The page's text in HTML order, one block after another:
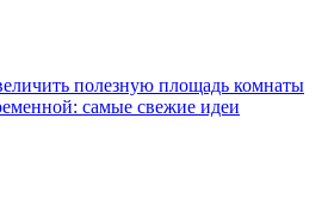
полезную площадь комнаты
самые свежие идеи